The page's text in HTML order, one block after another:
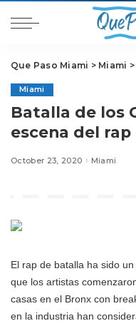
Que Paso Miami > Miami >
Miami
Batalla de los
escena del
October 23, 2020 Miami
El rap de batalla ha sido
que los artistas
casas en el Bronx con
en la industria han